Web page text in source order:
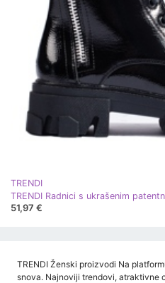
TRENDI
TRENDI Radnici s ukrašenim
51,97 €
TRENDI Ženski proizvodi Na
snova. Najnoviji trendovi, atraktivne